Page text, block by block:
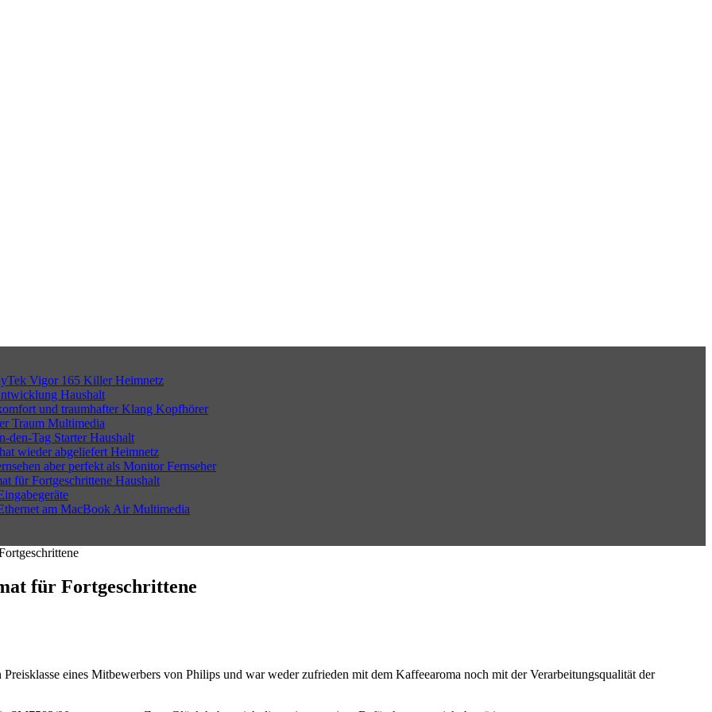
Vigor 165 KillerHeimnetz
Haushalt
und traumhafter Klang Kopfhörer
Traum Multimedia
den-Tag StarterHaushalt
wieder abgeliefert Heimnetz
aber perfekt als MonitorFernseher
für Fortgeschrittene Haushalt
am MacBook AirMultimedia
für Fortgeschrittene
eines Mitbewerbers von Philips und war weder zufrieden mit dem Kaffeearoma noch mit der Verarbeitungsqualität der